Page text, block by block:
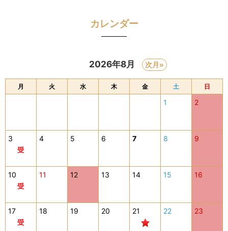
カレンダー
2026年8月 次月»
月 火 水 木 金 土 日
1 2
3 4 5 6 7 8 9
10 11 12 13 14 15 16
17 18 19 20 21 22 23